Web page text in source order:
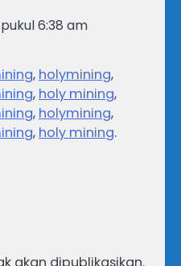
6:38 am
, holymining,
, holy mining,
, holymining,
, holy mining.
akan dipublikasikan.